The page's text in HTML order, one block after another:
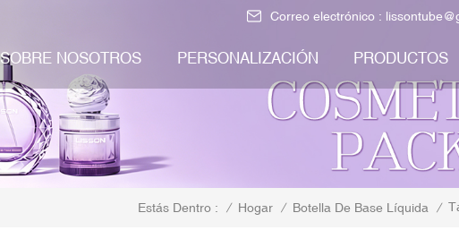
Correo electrónico :
SOBRE NOSOTROS PERSONALIZACIÓN PRODUCTOS
Estás Dentro : / Hogar / Botella De Base Líquida /